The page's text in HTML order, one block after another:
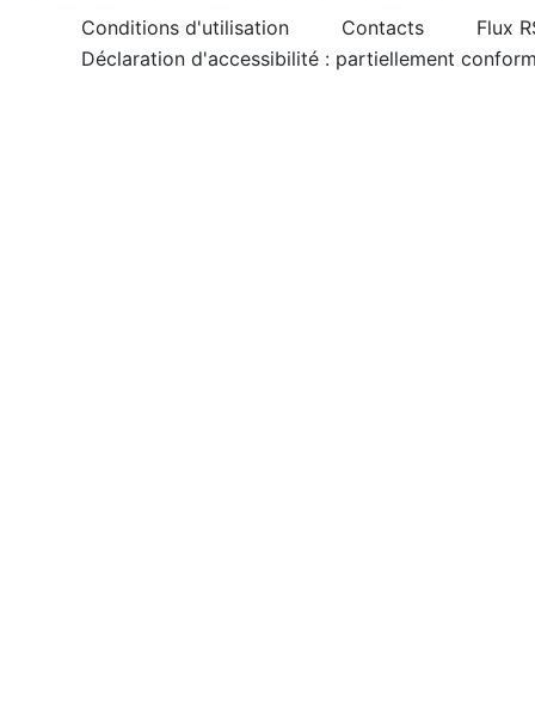
Conditions d'utilisation Contacts
Flux
Déclaration d'accessibilité : partiellement